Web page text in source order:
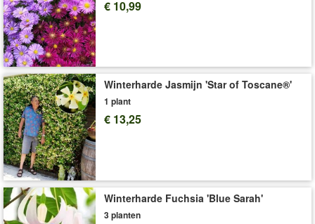
Levering omvat:10,5 cm-pot
'Geranium'
Plant- en Verzorgingstips
€ 10,99
Winterharde Jasmijn 'Star of Toscane®'
1 plant
€ 13,25
Winterharde Fuchsia 'Blue Sarah'
3 planten